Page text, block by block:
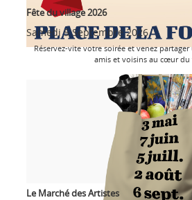
Fête du village 2026
Samedi 5 Septembre 2026
Réservez-vite votre soirée et venez
amis et voisins au cœur du
Le Marché des Artistes